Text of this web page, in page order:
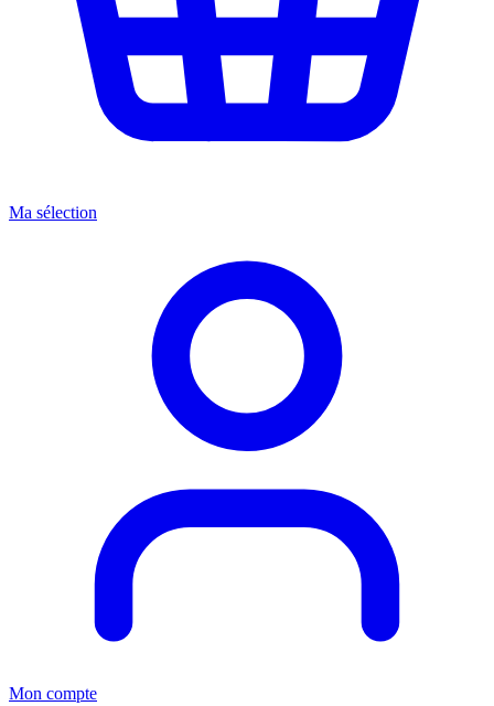
Ma sélection
Mon compte